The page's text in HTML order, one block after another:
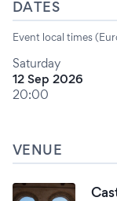
DATES
Event local times
Saturday
12 Sep 2026
20:00
VENUE